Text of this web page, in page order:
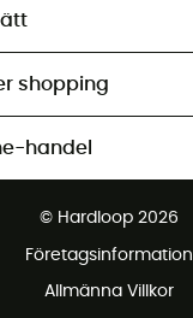
shopping
handel
© Hardloop 2026
Företagsinformation
Allmänna Villkor